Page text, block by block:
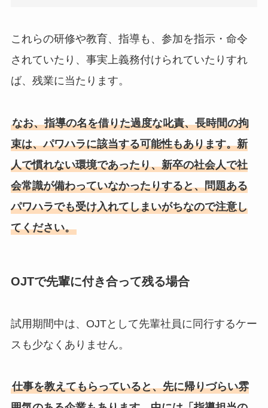
これらの研修や教育、指導も、参加を指示・命令
されていたり、事実上義務付けられていたりすれ
ば、残業に当たります。
なお、指導の名を借りた過度な叱責、長時間の拘
束は、パワハラに該当する可能性もあります。新
人で慣れない環境であったり、新卒の社会人で社
会常識が備わっていなかったりすると、問題ある
パワハラでも受け入れてしまいがちなので注意し
てください。
OJTで先輩に付き合って残る場合
試用期間中は、OJTとして先輩社員に同行するケー
スも少なくありません。
仕事を教えてもらっていると、先に帰りづらい雰